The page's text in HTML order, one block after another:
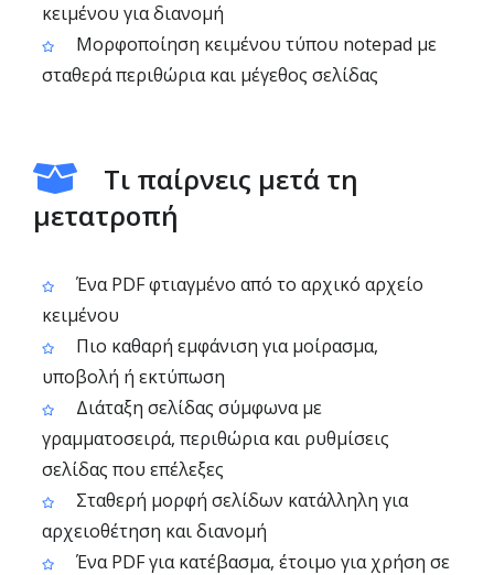
κειμένου για διανομή
Μορφοποίηση κειμένου τύπου notepad με
σταθερά περιθώρια και μέγεθος σελίδας
Τι παίρνεις μετά τη
μετατροπή
Ένα PDF φτιαγμένο από το αρχικό αρχείο
κειμένου
Πιο καθαρή εμφάνιση για μοίρασμα,
υποβολή ή εκτύπωση
Διάταξη σελίδας σύμφωνα με
γραμματοσειρά, περιθώρια και ρυθμίσεις
σελίδας που επέλεξες
Σταθερή μορφή σελίδων κατάλληλη για
αρχειοθέτηση και διανομή
Ένα PDF για κατέβασμα, έτοιμο για χρήση σε